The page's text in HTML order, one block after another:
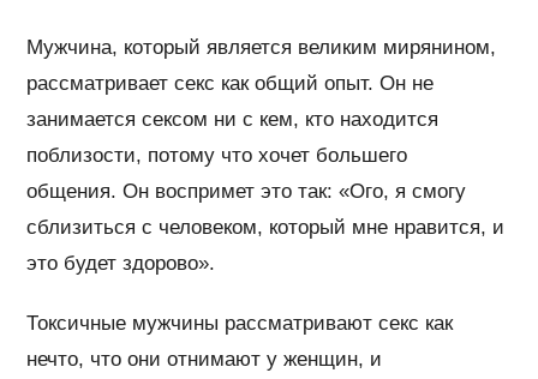
Мужчина, который является великим мирянином,
рассматривает секс как общий опыт. Он не
занимается сексом ни с кем, кто находится
поблизости, потому что хочет большего
общения. Он воспримет это так: «Ого, я смогу
сблизиться с человеком, который мне нравится, и
это будет здорово».
Токсичные мужчины рассматривают секс как
нечто, что они отнимают у женщин, и